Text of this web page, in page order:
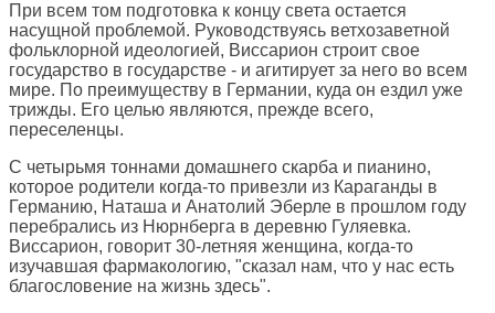
При всем том подготовка к концу света остается
насущной проблемой. Руководствуясь ветхозаветной
фольклорной идеологией, Виссарион строит свое
государство в государстве - и агитирует за него во всем
мире. По преимуществу в Германии, куда он ездил уже
трижды. Его целью являются, прежде всего,
переселенцы.
С четырьмя тоннами домашнего скарба и пианино,
которое родители когда-то привезли из Караганды в
Германию, Наташа и Анатолий Эберле в прошлом году
перебрались из Нюрнберга в деревню Гуляевка.
Виссарион, говорит 30-летняя женщина, когда-то
изучавшая фармакологию, "сказал нам, что у нас есть
благословение на жизнь здесь".